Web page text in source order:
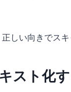
しい向きでス
スト化